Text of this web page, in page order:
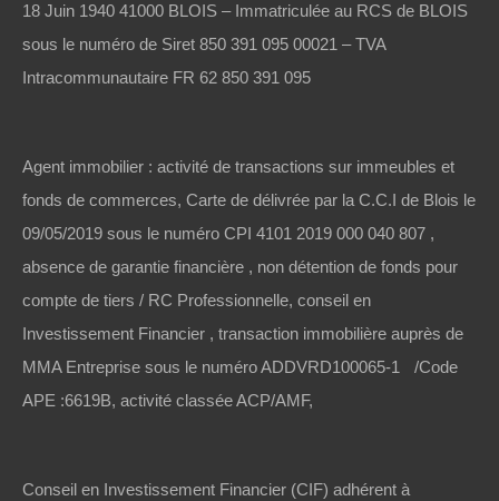
18 Juin 1940 41000 BLOIS – Immatriculée au RCS de BLOIS
sous le numéro de Siret 850 391 095 00021 – TVA
Intracommunautaire FR 62 850 391 095
Agent immobilier : activité de transactions sur immeubles et
fonds de commerces, Carte de délivrée par la C.C.I de Blois le
09/05/2019 sous le numéro CPI 4101 2019 000 040 807 ,
absence de garantie financière , non détention de fonds pour
compte de tiers / RC Professionnelle, conseil en
Investissement Financier , transaction immobilière auprès de
MMA Entreprise sous le numéro ADDVRD100065-1 /Code
APE :6619B, activité classée ACP/AMF,
Conseil en Investissement Financier (CIF) adhérent à